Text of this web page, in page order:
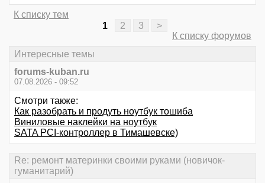
К списку тем
1
2 3
>
К списку форумов
Интересные темы
forums-kuban.ru
07.08.2026 - 09:52
Смотри также:
Как разобрать и продуть ноутбук тошиба
Виниловые наклейки на ноутбук
SATA PCI-контроллер в Тимашевске)
Re: ремонт материнки своими руками (новичок-
гуманитарий)